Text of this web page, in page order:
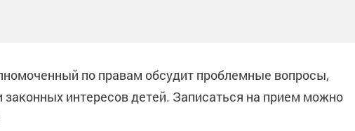
по правам обсудит проблемные вопросы,
законных интересов детей. Записаться на прием можно